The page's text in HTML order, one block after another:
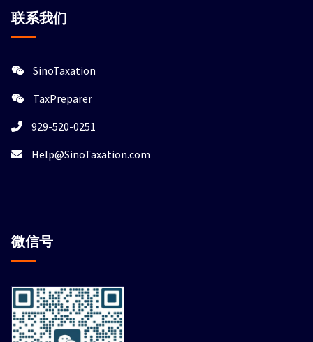
联系我们
SinoTaxation
TaxPreparer
929-520-0251
Help@SinoTaxation.com
微信号